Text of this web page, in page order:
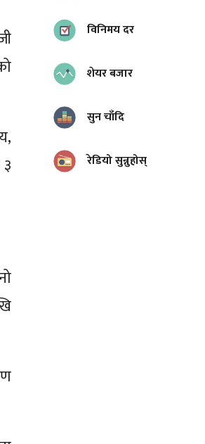
विनिमय दर
शेयर बजार
सुन चाँदि
रेडियो सुन्नुहोस्